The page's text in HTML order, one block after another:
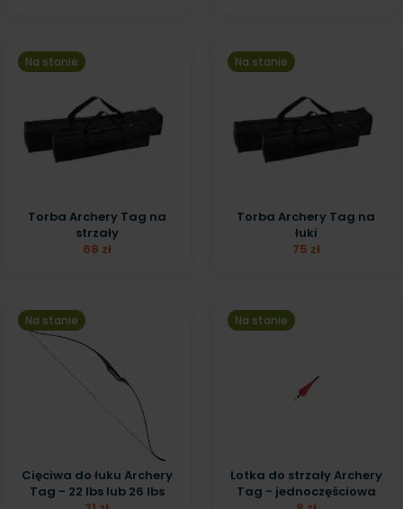
Na stanie
Torba Archery Tag na
strzały
68 zł
Na stanie
Torba Archery Tag na
łuki
75 zł
Na stanie
Cięciwa do łuku Archery
Tag - 22 lbs lub 26 lbs
Na stanie
Lotka do strzały Archery
Tag - jednoczęściowa